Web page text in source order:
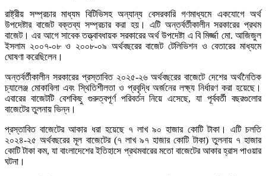
রাষ্ট্রীয় সম্প্রচার মাধ্যম বিটিভিসহ অন্যান্য বেসরকারি গণমাধ্যমে একযোগে অর্থ
উপদেষ্টার বাজেট বক্তব্য সম্প্রচার করা হয়। এটি অন্তর্বর্তীকালীন সরকারের প্রথম
বাজেট। এর আগে সাবেক তত্ত্বাবধায়ক সরকারের অর্থ উপদেষ্টা এ বি মির্জ্জা মো. আজিজুল
ইসলাম ২০০৭-০৮ ও ২০০৮-০৯ অর্থবছরের বাজেট টেলিভিশন ও বেতারের মাধ্যমে
ঘোষণা করেছিলেন।
অন্তর্বর্তীকালীন সরকারের প্রস্তাবিত ২০২৫-২৬ অর্থবছরের বাজেটে দেশের অর্থনৈতিক
চ্যালেঞ্জ মোকাবিলা এবং স্থিতিশীলতা ও প্রবৃদ্ধি অর্জনের লক্ষ্য নির্ধারণ করা হয়েছে।
এবারের বাজেটটি বেশকিছু গুরুত্বপূর্ণ পরিবর্তন নিয়ে এসেছে, যা পূর্ববর্তী বছরগুলোর
বাজেটের তুলনায় ভিন্ন।
প্রস্তাবিত বাজেটের আকার ধরা হয়েছে ৭ লাখ ৯০ হাজার কোটি টাকা। এটি চলতি
২০২৪-২৫ অর্থবছরের মূল বাজেটের (৭ লাখ ৯৭ হাজার কোটি টাকা) তুলনায় ৭ হাজার
কোটি টাকা কম, যা বাংলাদেশের ইতিহাসে প্রথমবারের মতো বাজেটের আকার হ্রাস পাওয়ার
ঘটনা।